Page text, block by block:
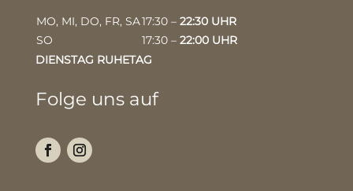
MO, MI, DO, FR, SA17:30 – 22:30 UHR
SO
17:30 – 22:00 UHR
DIENSTAG RUHETAG
Folge uns auf